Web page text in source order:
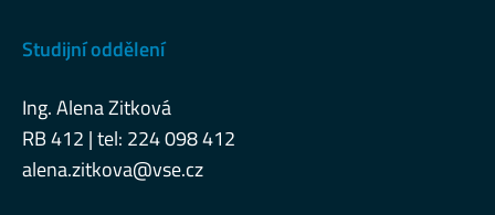
Studijní oddělení
Ing. Alena Zitková
RB 412 | tel: 224 098 412
alena.zitkova@vse.cz